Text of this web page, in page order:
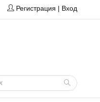
Регистрация | Вход